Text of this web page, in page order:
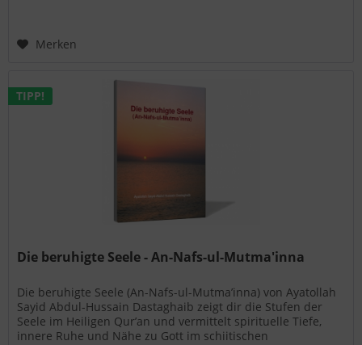
Merken
TIPP!
Die beruhigte Seele - An-Nafs-ul-Mutma'inna
Die beruhigte Seele (An-Nafs-ul-Mutma’inna) von Ayatollah
Sayid Abdul-Hussain Dastaghaib zeigt dir die Stufen der
Seele im Heiligen Qur’an und vermittelt spirituelle Tiefe,
innere Ruhe und Nähe zu Gott im schiitischen